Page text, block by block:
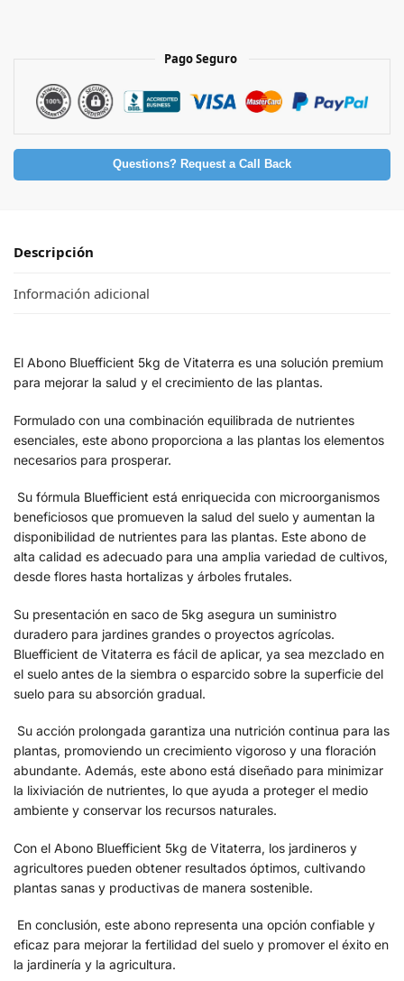
Pago Seguro
Questions? Request a Call Back
Descripción
Información adicional
El Abono Bluefficient 5kg de Vitaterra es una solución premium
para mejorar la salud y el crecimiento de las plantas.
Formulado con una combinación equilibrada de nutrientes
esenciales, este abono proporciona a las plantas los elementos
necesarios para prosperar.
Su fórmula Bluefficient está enriquecida con microorganismos
beneficiosos que promueven la salud del suelo y aumentan la
disponibilidad de nutrientes para las plantas. Este abono de
alta calidad es adecuado para una amplia variedad de cultivos,
desde flores hasta hortalizas y árboles frutales.
Su presentación en saco de 5kg asegura un suministro
duradero para jardines grandes o proyectos agrícolas.
Bluefficient de Vitaterra es fácil de aplicar, ya sea mezclado en
el suelo antes de la siembra o esparcido sobre la superficie del
suelo para su absorción gradual.
Su acción prolongada garantiza una nutrición continua para las
plantas, promoviendo un crecimiento vigoroso y una floración
abundante. Además, este abono está diseñado para minimizar
la lixiviación de nutrientes, lo que ayuda a proteger el medio
ambiente y conservar los recursos naturales.
Con el Abono Bluefficient 5kg de Vitaterra, los jardineros y
agricultores pueden obtener resultados óptimos, cultivando
plantas sanas y productivas de manera sostenible.
En conclusión, este abono representa una opción confiable y
eficaz para mejorar la fertilidad del suelo y promover el éxito en
la jardinería y la agricultura.